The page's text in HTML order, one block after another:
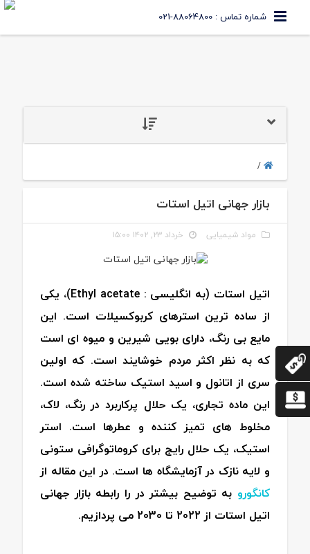
شماره تماس : 88064800-021
/
بازار جهانی اتیل استات
مواد شیمیایی خرداد ۲۳, ۱۴۰۲ ۱۵:۰۰
اتیل استات (به انگلیسی : Ethyl acetate)، یکی
از ساده ترین استرهای کربوکسیلات است. این
مایع بی رنگ، دارای بویی شیرین و میوه ای است
که به نظر اکثر مردم خوشایند است. که اولین
سری از اتانول و اسید استیک ساخته شده است.
این ماده تجاری، یک حلال پرکاربرد در رنگ، لاک،
مخلوط های تمیز کننده و عطرها است. استر
استیک، یک حلال رایج برای کروماتوگرافی ستونی
و لایه نازک در آزمایشگاه ها است. در این مقاله از
کانگورو به توضیح بیشتر در را رابطه بازار جهانی
اتیل استات از 2022 تا 2030 می پردازیم.